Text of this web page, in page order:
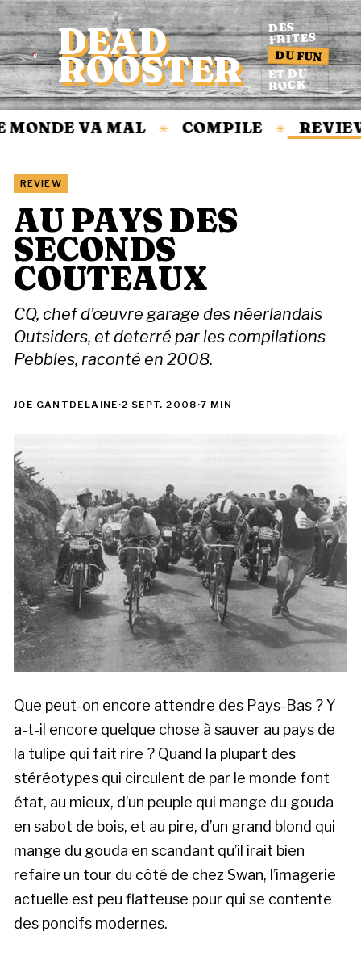
Accueil
DEAD
ROOSTER
DES
FRITES
DU FUN
ET DU
ROCK
VA MAL ✳ COMPILE ✳ REVIEW
REVIEW
AU PAYS DES
SECONDS
COUTEAUX
CQ, chef d’œuvre garage des néerlandais
Outsiders, et deterré par les compilations
Pebbles, raconté en 2008.
JOE GANTDELAINE ·2 SEPT. 2008 ·7 MIN
Que peut-on encore attendre des Pays-Bas ? Y
a-t-il encore quelque chose à sauver au pays de
la tulipe qui fait rire ? Quand la plupart des
stéréotypes qui circulent de par le monde font
état, au mieux, d’un peuple qui mange du gouda
en sabot de bois, et au pire, d’un grand blond qui
mange du gouda en scandant qu’il irait bien
refaire un tour du côté de chez Swan, l’imagerie
actuelle est peu flatteuse pour qui se contente
des poncifs modernes.